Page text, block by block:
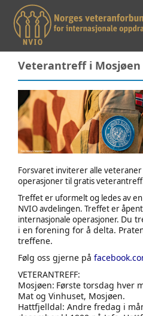
Veterantreff i Mosjøen
Forsvaret inviterer alle
operasjoner til gratis
Treffet er uformelt og ledes av
NVIO avdelingen. Treffet er
internasjonale operasjoner. Du
i en forening for å delta.
treffene.
Følg oss gjerne på
VETERANTREFF:
Mosjøen: Første torsdag hver
Mat og Vinhuset, Mosjøen.
Hattfjelldal: Andre fredag i